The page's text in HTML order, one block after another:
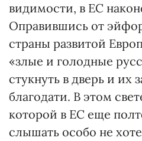
видимости, в ЕС
Оправившись от
страны развитой
«злые и голодные
стукнуть в дверь и их
благодати. В этом
которой в ЕС еще
слышать особо не